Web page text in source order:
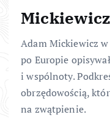
Adam Mickiewicz
po Europie opisywał
i wspólnoty.
obrzędowością,
na zwątpienie.